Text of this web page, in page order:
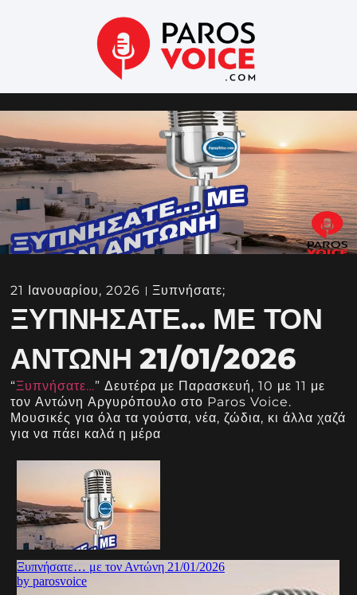
21 Ιανουαρίου, 2026 Ξυπνήσατε;
ΞΥΠΝΉΣΑΤΕ… ΜΕ ΤΟΝ
ΑΝΤΏΝΗ 21/01/2026
“Ξυπνήσατε…” Δευτέρα με Παρασκευή, 10 με 11 με
τον Αντώνη Αργυρόπουλο στο Paros Voice.
Μουσικές για όλα τα γούστα, νέα, ζώδια, κι άλλα χαζά
για να πάει καλά η μέρα